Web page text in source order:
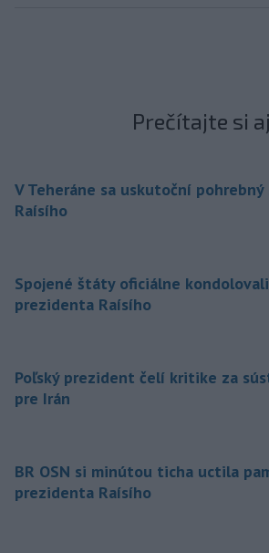
Prečítajte si
V Teheráne sa uskutoční
Raísího
Spojené štáty oficiálne
prezidenta Raísího
Poľský prezident čelí kritike za
pre Irán
BR OSN si minútou ticha uctila
prezidenta Raísího